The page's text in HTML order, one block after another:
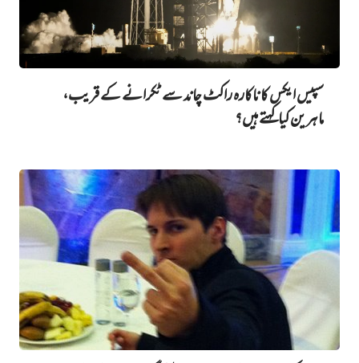
سپیس ایکس کا ناکارہ راکٹ چاند سے ٹکرانے کے قریب،
ماہرین کیا کہتے ہیں؟